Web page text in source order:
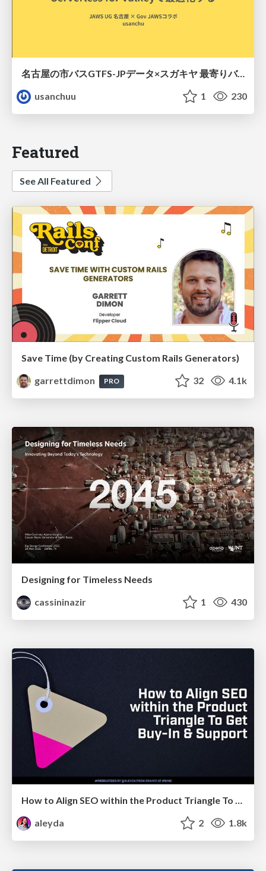
名古屋の市バスGTFS-JPデータ×スガキヤ 最寄りバス停検索をAmazon ElastiCache Serverless for Valkeyで最適化する
usanchuu
1 230
Featured
See All Featured
Save Time (by Creating Custom Rails Generators)
garrettdimon
PRO 32 4.1k
Designing for Timeless Needs
cassininazir
1 430
How to Align SEO within the Product Triangle To Get Buy-In & Support - #RIMC
aleyda
2 1.8k